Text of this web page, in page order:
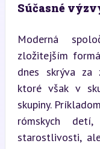
Súčasné
Moderná
zložitejším
dnes skrýva za
ktoré však v
skupiny.
rómskych
starostlivosti,